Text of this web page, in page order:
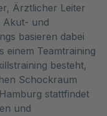
Ärztlicher Leiter
Akut- und
basieren dabei
einem Teamtraining
besteht,
Schockraum
stattfindet
und